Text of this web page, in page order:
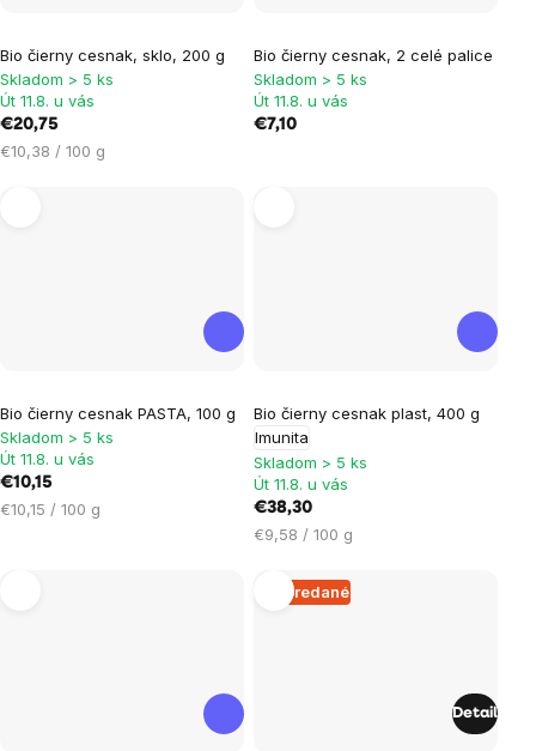
Bio čierny cesnak, sklo, 200 g
Skladom > 5 ks
Út 11.8. u vás
€20,75
Jednotková
€10,38 / 100 g
Bio čierny cesnak, 2 celé palice
Skladom > 5 ks
Út 11.8. u vás
€7,10
Bio čierny cesnak PASTA, 100 g
hodnotenie
produktu
je
5,0
Skladom > 5 ks
Út 11.8. u vás
€10,15
Jednotková
€10,15 / 100 g
Bio čierny cesnak plast, 400 g
Imunita
Skladom > 5 ks
Út 11.8. u vás
€38,30
Jednotková
€9,58 / 100 g
Vypredané
Detail